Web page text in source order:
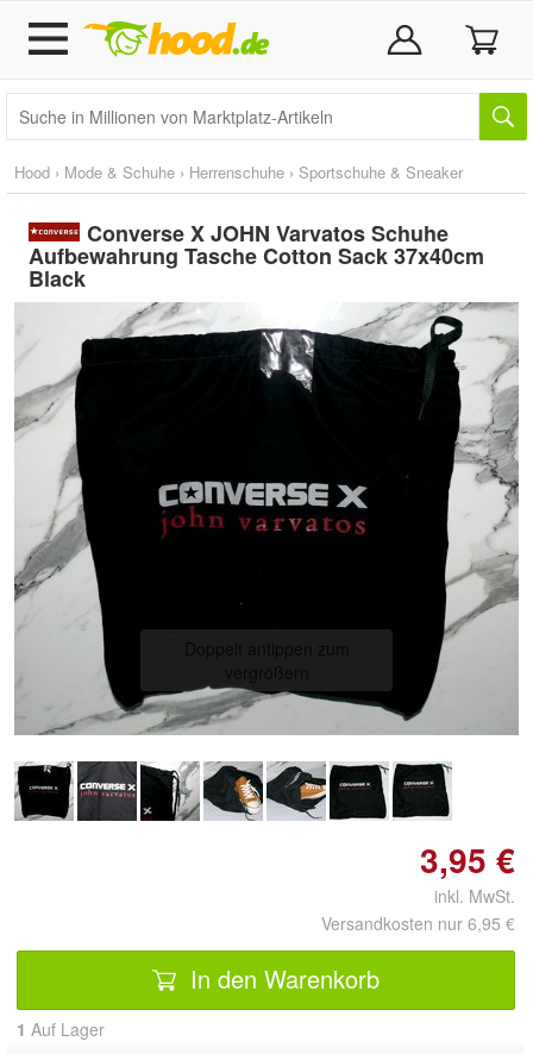
Hood › Mode & Schuhe › Herrenschuhe › Sportschuhe & Sneaker
Converse X JOHN Varvatos Schuhe
Aufbewahrung Tasche Cotton Sack 37x40cm
Black
3,95 €
inkl. MwSt.
Versandkosten nur 6,95 €
In den Warenkorb
1 Auf Lager